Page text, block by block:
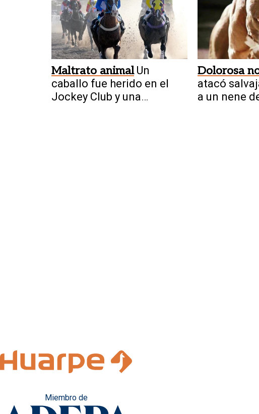
Maltrato animal Un
caballo fue herido en el
Jockey Club y una
Dolorosa
atacó
a un nene
Miembro de